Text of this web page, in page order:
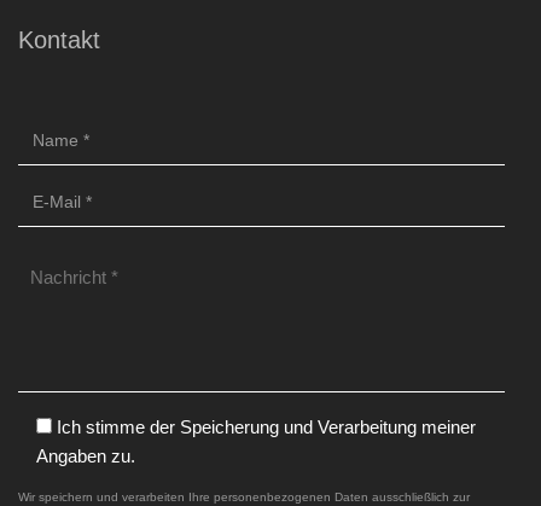
Kontakt
Ich stimme der Speicherung und Verarbeitung meiner
Angaben zu.
Wir speichern und verarbeiten Ihre personenbezogenen Daten ausschließlich zur